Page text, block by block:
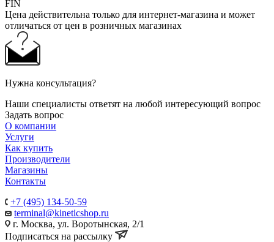
FIN
Цена действительна только для интернет-магазина и может
отличаться от цен в розничных магазинах
Нужна консультация?
Наши специалисты ответят на любой интересующий вопрос
Задать вопрос
О компании
Услуги
Как купить
Производители
Магазины
Контакты
+7 (495) 134-50-59
terminal@kineticshop.ru
г. Москва, ул. Воротынская, 2/1
Подписаться на рассылку